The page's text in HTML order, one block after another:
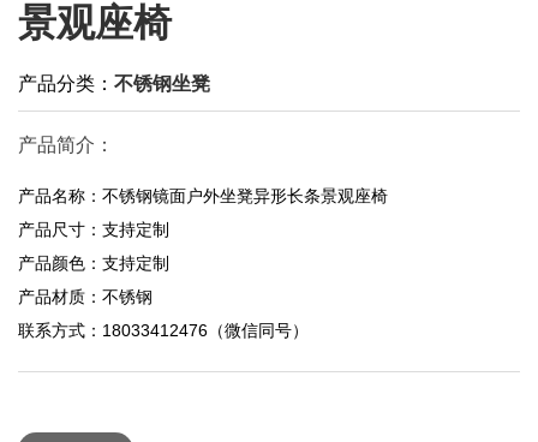
景观座椅
产品分类： 不锈钢坐凳
产品简介：
产品名称：不锈钢镜面户外坐凳异形长条景观座椅
产品尺寸：支持定制
产品颜色：支持定制
产品材质：不锈钢
联系方式：18033412476（微信同号）